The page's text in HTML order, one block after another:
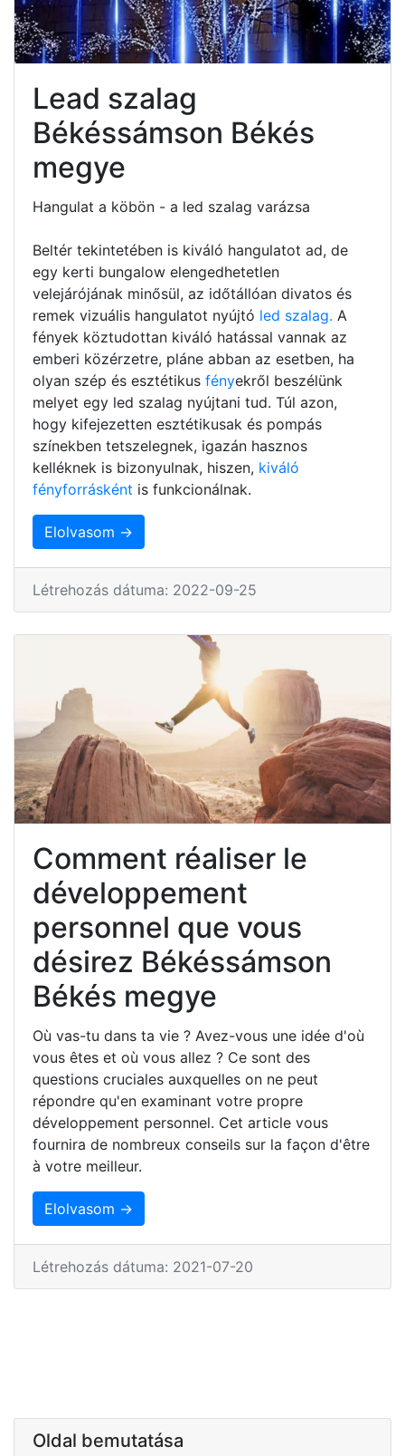
Lead szalag
Békéssámson Békés
megye
Hangulat a köbön - a led szalag varázsa
Beltér tekintetében is kiváló hangulatot ad, de
egy kerti bungalow elengedhetetlen
velejárójának minősül, az időtállóan divatos és
remek vizuális hangulatot nyújtó led szalag. A
fények köztudottan kiváló hatással vannak az
emberi közérzetre, pláne abban az esetben, ha
olyan szép és esztétikus fényekről beszélünk
melyet egy led szalag nyújtani tud. Túl azon,
hogy kifejezetten esztétikusak és pompás
színekben tetszelegnek, igazán hasznos
kelléknek is bizonyulnak, hiszen, kiváló
fényforrásként is funkcionálnak.
Elolvasom →
Létrehozás dátuma: 2022-09-25
Comment réaliser le
développement
personnel que vous
désirez Békéssámson
Békés megye
Où vas-tu dans ta vie ? Avez-vous une idée d'où
vous êtes et où vous allez ? Ce sont des
questions cruciales auxquelles on ne peut
répondre qu'en examinant votre propre
développement personnel. Cet article vous
fournira de nombreux conseils sur la façon d'être
à votre meilleur.
Elolvasom →
Létrehozás dátuma: 2021-07-20
Oldal bemutatása